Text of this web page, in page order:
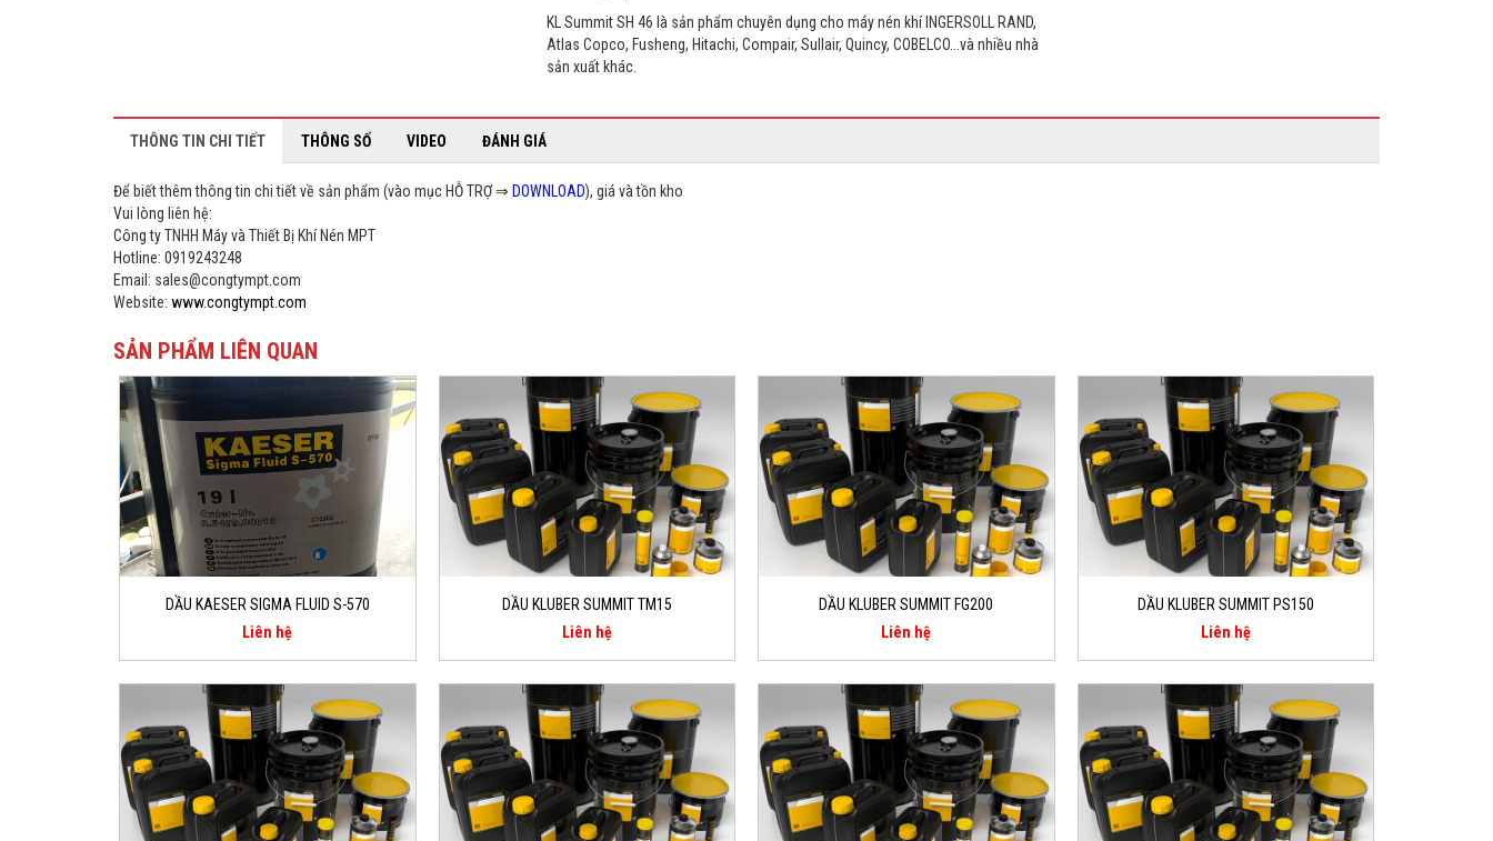
KL Summit SH 46 là sản phẩm chuyên dụng cho máy nén khí INGERSOLL RAND,
Atlas Copco, Fusheng, Hitachi, Compair, Sullair, Quincy, COBELCO...và nhiều nhà
sản xuất khác.
THÔNG TIN CHI TIẾT THÔNG SỐ VIDEO ĐÁNH GIÁ
Để biết thêm thông tin chi tiết về sản phẩm (vào mục HỖ TRỢ ⇒ DOWNLOAD), giá và tồn kho
Vui lòng liên hệ:
Công ty TNHH Máy và Thiết Bị Khí Nén MPT
Hotline: 0919243248
Email: sales@congtympt.com
Website: www.congtympt.com
SẢN PHẨM LIÊN QUAN
DẦU KAESER SIGMA FLUID S-570
Liên hệ
DẦU KLUBER SUMMIT TM15
Liên hệ
DẦU KLUBER SUMMIT FG200
Liên hệ
DẦU KLUBER SUMMIT PS150
Liên hệ